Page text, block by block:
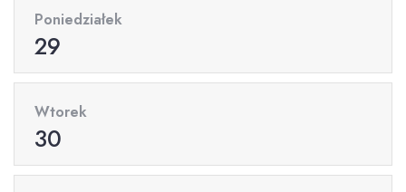
Poniedziałek
29
Wtorek
30